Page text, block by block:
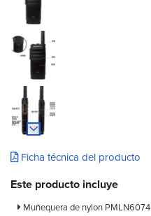
Ficha técnica del producto
Este producto incluye
Muñequera de nylon PMLN6074